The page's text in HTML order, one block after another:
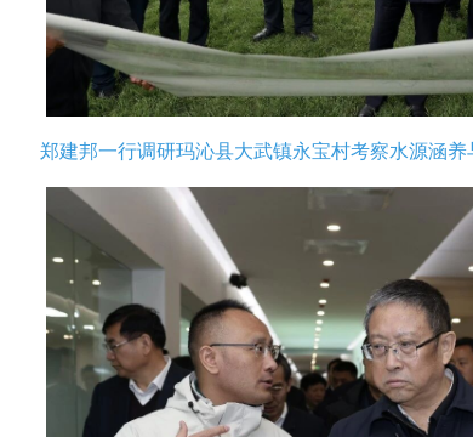
郑建邦一行调研玛沁县大武镇永宝村考察水源涵养